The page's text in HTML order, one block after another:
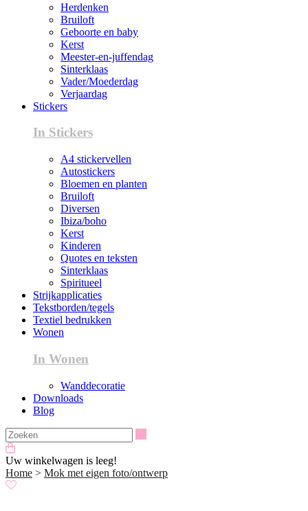
Herdenken
Bruiloft
Geboorte en baby
Kerst
Meester-en-juffendag
Sinterklaas
Vader/Moederdag
Verjaardag
Stickers
In Stickers
A4 stickervellen
Autostickers
Bloemen en planten
Bruiloft
Diversen
Ibiza/boho
Kerst
Kinderen
Quotes en teksten
Sinterklaas
Spiritueel
Strijkapplicaties
Tekstborden/tegels
Textiel bedrukken
Wonen
In Wonen
Wanddecoratie
Downloads
Blog
Uw winkelwagen is leeg!
Home > Mok met eigen foto/ontwerp